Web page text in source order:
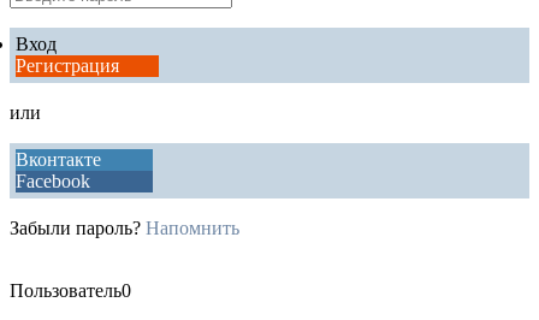
Вход
Регистрация
или
Вконтакте
Facebook
Забыли пароль? Напомнить
Пользователь0